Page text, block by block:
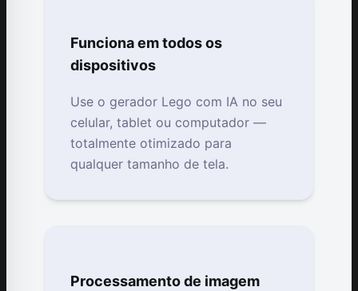
Funciona em todos os
dispositivos
Use o gerador Lego com IA no seu
celular, tablet ou computador —
totalmente otimizado para
qualquer tamanho de tela.
Processamento de imagem